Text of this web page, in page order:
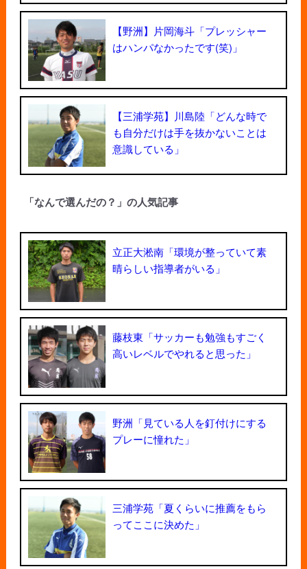
【野洲】片岡海斗「プレッシャー
はハンパなかったです(笑)」
【三浦学苑】川島陸「どんな時で
も自分だけは手を抜かないことは
意識している」
「なんで選んだの？」の人気記事
立正大淞南「環境が整っていて素
晴らしい指導者がいる」
藤枝東「サッカーも勉強もすごく
高いレベルでやれると思った」
野洲「見ている人を釘付けにする
プレーに憧れた」
三浦学苑「夏くらいに推薦をもら
ってここに決めた」